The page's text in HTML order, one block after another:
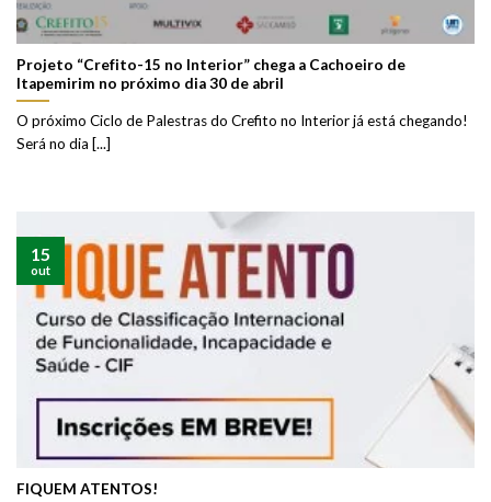
Projeto “Crefito-15 no Interior” chega a Cachoeiro de
Itapemirim no próximo dia 30 de abril
O próximo Ciclo de Palestras do Crefito no Interior já está chegando!
Será no dia [...]
FIQUEM ATENTOS!
15
out